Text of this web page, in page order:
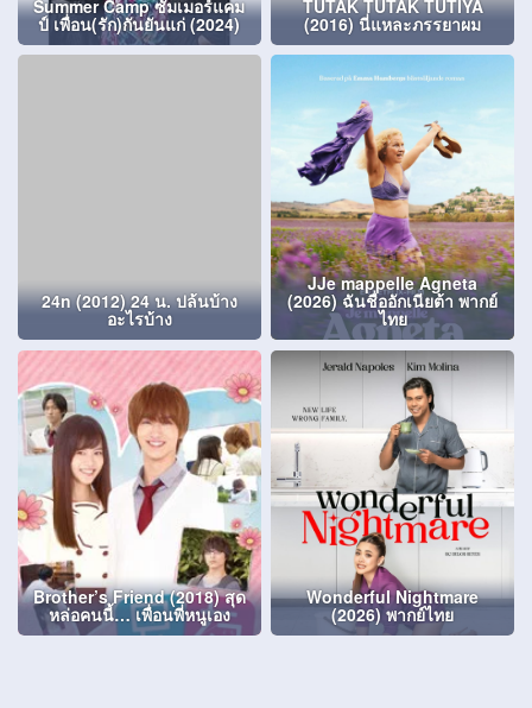
Summer Camp ซัมเมอร์แคม
ป์ เพื่อน(รัก)กันยันแก่ (2024)
TUTAK TUTAK TUTIYA
(2016) นี่แหละภรรยาผม
24n (2012) 24 น. ปล้นบ้าง
อะไรบ้าง
JJe mappelle Agneta
(2026) ฉันชื่ออักเนียต้า พากย์
ไทย
Brother’s Friend (2018) สุด
หล่อคนนี้… เพื่อนพี่หนูเอง
Wonderful Nightmare
(2026) พากย์ไทย